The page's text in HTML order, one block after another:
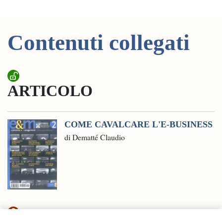
Contenuti collegati
ARTICOLO
COME CAVALCARE L'E-BUSINESS
di Dematté Claudio